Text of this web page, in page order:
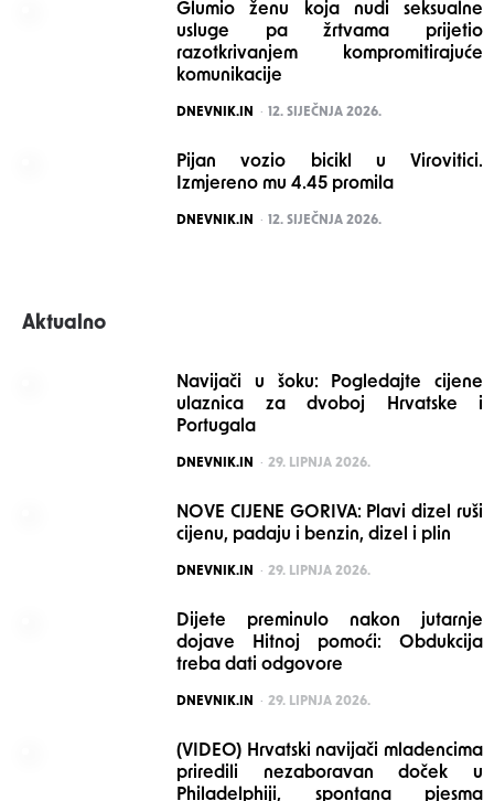
Glumio ženu koja nudi seksualne
usluge pa žrtvama prijetio
razotkrivanjem kompromitirajuće
komunikacije
POSTED
DNEVNIK.IN 12. SIJEČNJA 2026.
Pijan vozio bicikl u Virovitici.
Izmjereno mu 4.45 promila
POSTED
DNEVNIK.IN 12. SIJEČNJA 2026.
Aktualno
Navijači u šoku: Pogledajte cijene
ulaznica za dvoboj Hrvatske i
Portugala
POSTED
DNEVNIK.IN 29. LIPNJA 2026.
NOVE CIJENE GORIVA: Plavi dizel ruši
cijenu, padaju i benzin, dizel i plin
POSTED
DNEVNIK.IN 29. LIPNJA 2026.
Dijete preminulo nakon jutarnje
dojave Hitnoj pomoći: Obdukcija
treba dati odgovore
POSTED
DNEVNIK.IN 29. LIPNJA 2026.
(VIDEO) Hrvatski navijači mladencima
priredili nezaboravan doček u
Philadelphiji, spontana pjesma